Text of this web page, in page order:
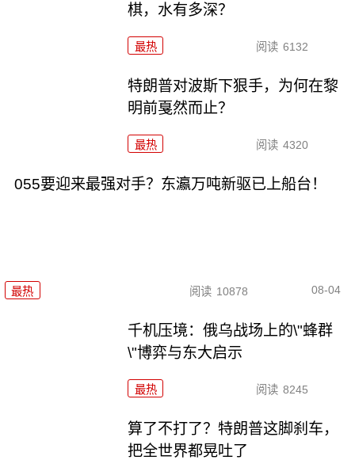
棋，水有多深？
最热 阅读 6132
特朗普对波斯下狠手，为何在黎
明前戛然而止？
最热 阅读 4320
055要迎来最强对手？东瀛万吨新驱已上船台！
最热 阅读 10878 08-04
千机压境：俄乌战场上的\"蜂群
\"博弈与东大启示
最热 阅读 8245
算了不打了？特朗普这脚刹车，
把全世界都晃吐了